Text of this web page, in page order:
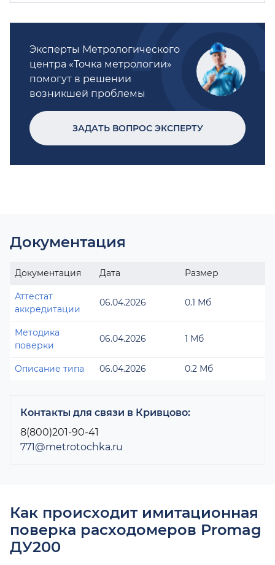
Эксперты Метрологического
центра «Точка метрологии»
помогут в решении
возникшей проблемы
ЗАДАТЬ ВОПРОС ЭКСПЕРТУ
Документация
Документация Дата Размер
Аттестат
аккредитации
06.04.2026 0.1 Мб
Методика
поверки
06.04.2026 1 Мб
Описание типа 06.04.2026 0.2 Мб
Контакты для связи в Кривцово:
8(800)201-90-41
771@metrotochka.ru
Как происходит имитационная
поверка расходомеров Promag
ДУ200